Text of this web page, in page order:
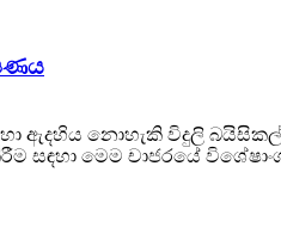
ඇදහිය නොහැකි විදුලි
සඳහා මෙම චාජරයේ